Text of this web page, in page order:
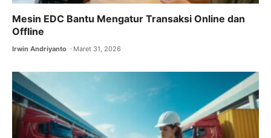
Mesin EDC Bantu Mengatur Transaksi Online dan
Offline
Irwin Andriyanto Maret 31, 2026